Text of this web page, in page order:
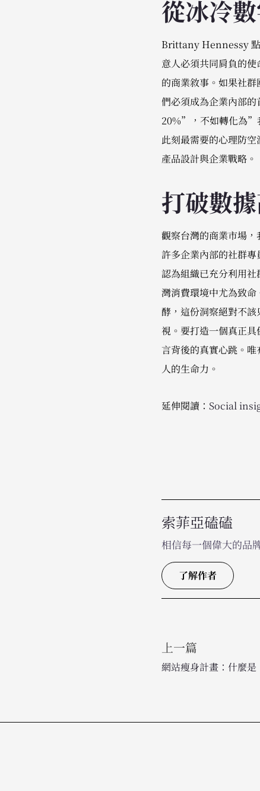
從冰冷
Brittany Hennessy 點
意人必須共同肩負的
的商業敘事。如果社
們必須成為企業內部
20%”，不如轉化為”
此刻最需要的心理防
產品設計與企業戰略。
打破數
觀察台灣的商業市場
許多企業內部的社群
認為組織已充分利用
灣消費環境中尤為致
酵，這份洞察絕對不
視。要打造一個真正
言背後的真實心跳。
人的生命力。
延伸閱讀： Social
索菲亞磕磕
相信每一個偉大的品
了解作者
上一篇